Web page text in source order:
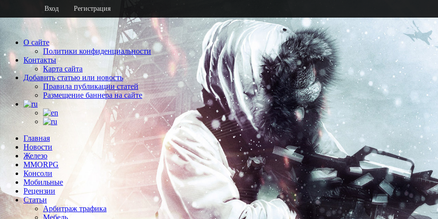
О сайте
Политики конфиденциальности
Контакты
Карта сайта
Добавить статью или новость
Правила публикации статей
Размещение баннера на сайте
Главная
Новости
Железо
MMORPG
Консоли
Мобильные
Рецензии
Статьи
Арбитраж трафика
Мебель
Вход Регистрация